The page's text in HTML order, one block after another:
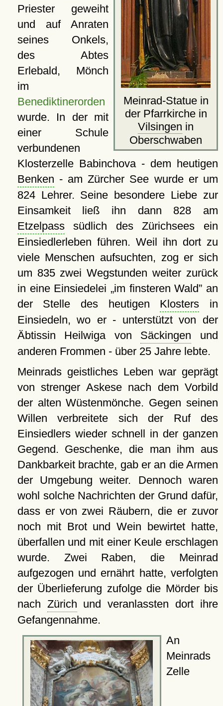
Meinrad-Statue in
der Pfarrkirche in
Vilsingen in
Oberschwaben
Priester geweiht
und auf Anraten
seines Onkels,
des Abtes
Erlebald, Mönch
im
Benediktinerorden
wurde. In der mit
einer Schule
verbundenen
Klosterzelle Babinchova - dem heutigen
Benken - am Zürcher See wurde er um
824 Lehrer. Seine besondere Liebe zur
Einsamkeit ließ ihn dann 828 am
Etzelpasssüdlich des Zürichsees ein
Einsiedlerleben führen. Weil ihn dort zu
viele Menschen aufsuchten, zog er sich
um 835 zwei Wegstunden weiter zurück
in eine Einsiedelei
im finsteren Wald
an
der Stelle des heutigen Klosters in
Einsiedeln, wo er - unterstützt von der
Äbtissin Heilwiga von Säckingen und
anderen Frommen - über 25 Jahre lebte.
Meinrads geistliches Leben war geprägt
von strenger Askese nach dem Vorbild
der alten Wüstenmönche. Gegen seinen
Willen verbreitete sich der Ruf des
Einsiedlers wieder schnell in der ganzen
Gegend. Geschenke, die man ihm aus
Dankbarkeit brachte, gab er an die Armen
der Umgebung weiter. Dennoch waren
wohl solche Nachrichten der Grund dafür,
dass er von zwei Räubern, die er zuvor
noch mit Brot und Wein bewirtet hatte,
überfallen und mit einer Keule erschlagen
wurde. Zwei Raben, die Meinrad
aufgezogen und ernährt hatte, verfolgten
der Überlieferung zufolge die Mörder bis
nach Zürich und veranlassten dort ihre
Gefangennahme.
An
Meinrads
Zelle